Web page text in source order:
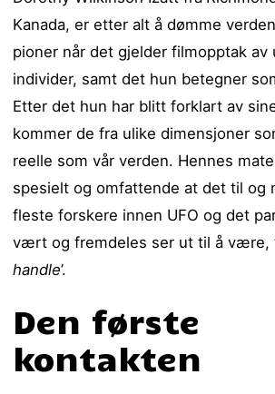
Kanada, er etter alt å dømme
pioner når det gjelder filmopptak av
individer, samt det hun betegner
Etter det hun har blitt forklart av
kommer de fra ulike dimensjoner
reelle som vår verden. Hennes
spesielt og omfattende at det til og
fleste forskere innen UFO og det
vært og fremdeles ser ut til å være,
handle’.
Den første
kontakten